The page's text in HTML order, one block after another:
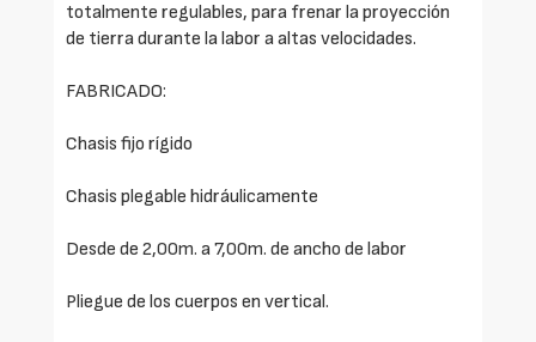
totalmente regulables, para frenar la proyección
de tierra durante la labor a altas velocidades.
FABRICADO:
Chasis fijo rígido
Chasis plegable hidráulicamente
Desde de 2,00m. a 7,00m. de ancho de labor
Pliegue de los cuerpos en vertical.